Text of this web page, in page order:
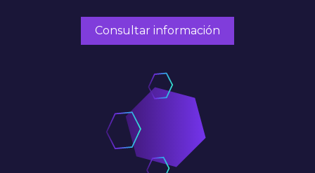
Consultar información